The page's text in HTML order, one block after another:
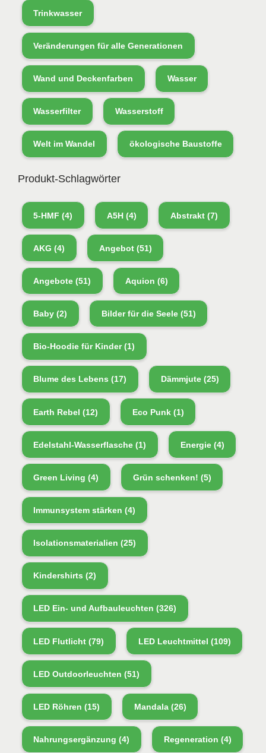
Trinkwasser
Veränderungen für alle Generationen
Wand und Deckenfarben Wasser
Wasserfilter Wasserstoff
Welt im Wandel ökologische Baustoffe
Produkt-Schlagwörter
5-HMF (4) A5H(4) Abstrakt(7)
AKG (4) Angebot(51)
Angebote (51) Aquion (6)
Baby (2) Bilder für die Seele(51)
Bio-Hoodie für Kinder(1)
Blume des Lebens (17) Dämmjute(25)
Earth Rebel (12) Eco Punk(1)
Edelstahl-Wasserflasche (1) Energie(4)
Green Living (4) Grün schenken! (5)
Immunsystem stärken (4)
Isolationsmaterialien (25)
Kindershirts (2)
LED Ein- und Aufbauleuchten (326)
LED Flutlicht (79) LED Leuchtmittel (109)
LED Outdoorleuchten (51)
LED Röhren (15) Mandala(26)
Nahrungsergänzung (4) Regeneration (4)